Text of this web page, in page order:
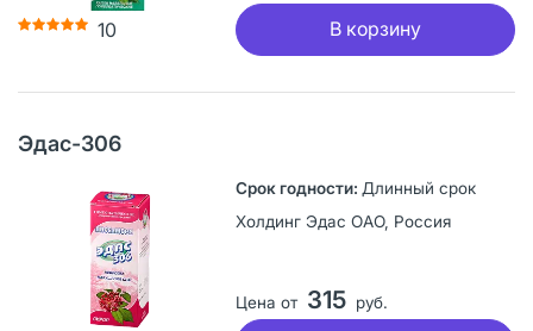
10 В корзину
Эдас-306
Длинный срок
Холдинг Эдас ОАО, Россия
Цена от 315 руб.